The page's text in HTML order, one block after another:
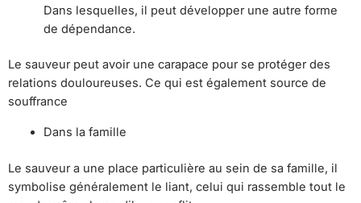
Dans lesquelles, il peut développer une autre forme
de dépendance.
Le sauveur peut avoir une carapace pour se protéger des
relations douloureuses. Ce qui est également source de
souffrance
Dans la famille
Le sauveur a une place particulière au sein de sa famille, il
symbolise généralement le liant, celui qui rassemble tout le